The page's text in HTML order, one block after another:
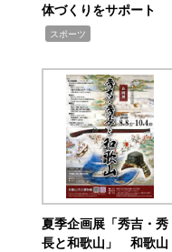
体づくりをサポート
スポーツ
夏季企画展「秀吉・秀
長と和歌山」 和歌山